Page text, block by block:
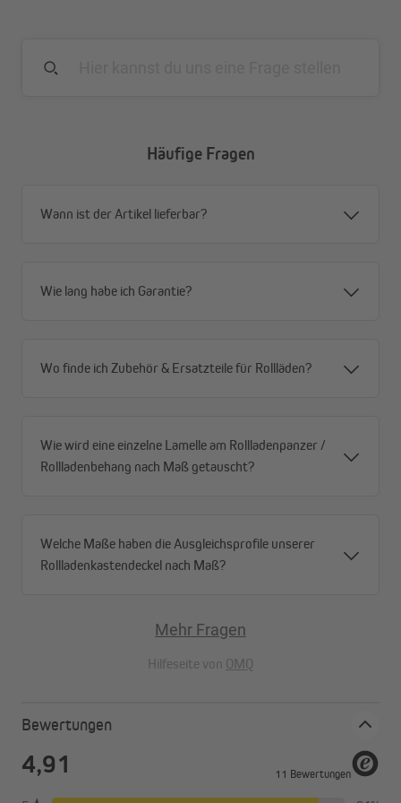
Die 13 mm, 23 mm oder 33 mm Bürstendichtungen werden in
5 mm oder 10 mm Höhe.
Häufige Fragen
Wann ist der Artikel lieferbar?
Wie lang habe ich Garantie?
Wo finde ich Zubehör & Ersatzteile für Rollläden?
Wie wird eine einzelne Lamelle am Rollladenpanzer /
Rollladenbehang nach Maß getauscht?
Welche Maße haben die Ausgleichsprofile unserer
Rollladenkastendeckel nach Maß?
Mehr Fragen
Hilfeseite von OMQ
Bewertungen